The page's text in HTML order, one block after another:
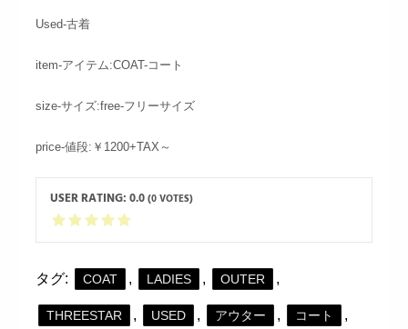
Used-古着
item-アイテム:COAT-コート
size-サイズ:free-フリーサイズ
price-値段:￥1200+TAX～
USER RATING:0.0(0VOTES)
タグ: COAT , LADIES , OUTER ,
THREESTAR , USED , アウター , コート ,